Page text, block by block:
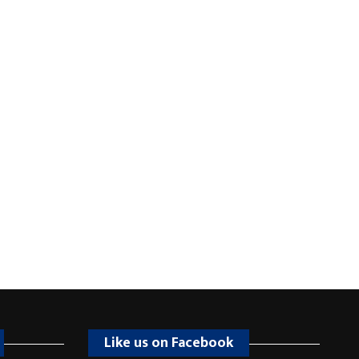
Like us on Facebook